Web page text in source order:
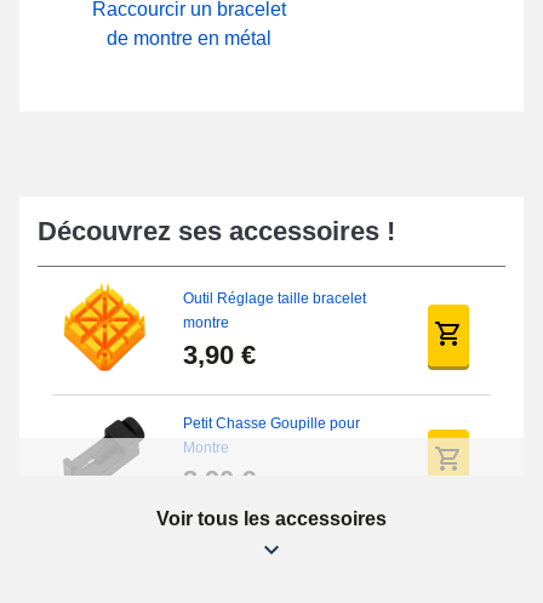
Raccourcir un bracelet
de montre en métal
Découvrez ses accessoires !
Outil Réglage taille bracelet
montre
3,90 €
Petit Chasse Goupille pour
Montre
3,90 €
Chasses Goupille Long Montre
Voir tous les accessoires